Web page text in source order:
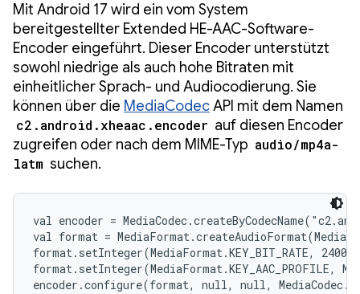
Mit Android 17 wird ein vom System
bereitgestellter Extended HE-AAC-Software-
Encoder eingeführt. Dieser Encoder unterstützt
sowohl niedrige als auch hohe Bitraten mit
einheitlicher Sprach- und Audiocodierung. Sie
können über die MediaCodecAPI mit dem Namen
c2.android.xheaac.encoder auf diesen Encoder
zugreifen oder nach dem MIME-Typ audio/mp4a-
latm suchen.
val encoder =
val format =
format.setInteger(MediaFormat.KEY_BIT_RATE, 24000)
format.setInteger(MediaFormat.KEY_AAC_PROFILE,
encoder.configure(format, null, null,